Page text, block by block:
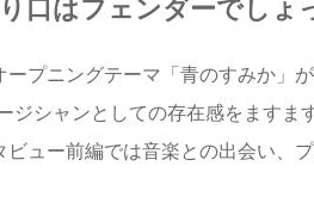
口はフェンダーでしょ
プニングテーマ「青のすみか」
シャンとしての存在感をますま
ュー前編では音楽との出会い、